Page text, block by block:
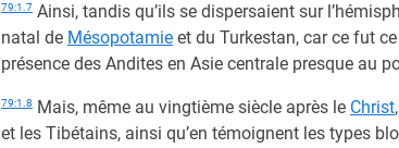
79:1.7 Ainsi, tandis qu’ils se dispersaient sur
natal de Mésopotamie et du Turkestan, car ce fut
présence des Andites en Asie centrale presque au
79:1.8 Mais, même au vingtième siècle après le Christ
et les Tibétains, ainsi qu’en témoignent les types